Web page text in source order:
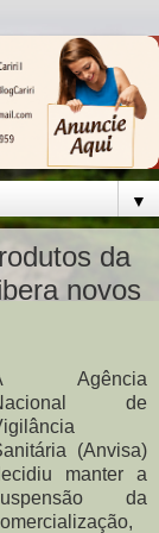
▼
da
novos
Agência
de
(Anvisa)
manter a
da